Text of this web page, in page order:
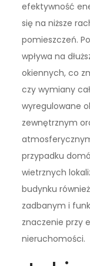
efektywność
się na niższe
pomieszczeń.
wpływa na
okiennych, co
czy wymiany
wyregulowane
zewnętrznym
przypadku
wietrznych
budynku
zadbanym i
znaczenie przy
nieruchomości.